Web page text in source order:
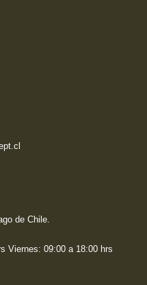
de Chile.
Viernes: 09:00 a 18:00 hrs